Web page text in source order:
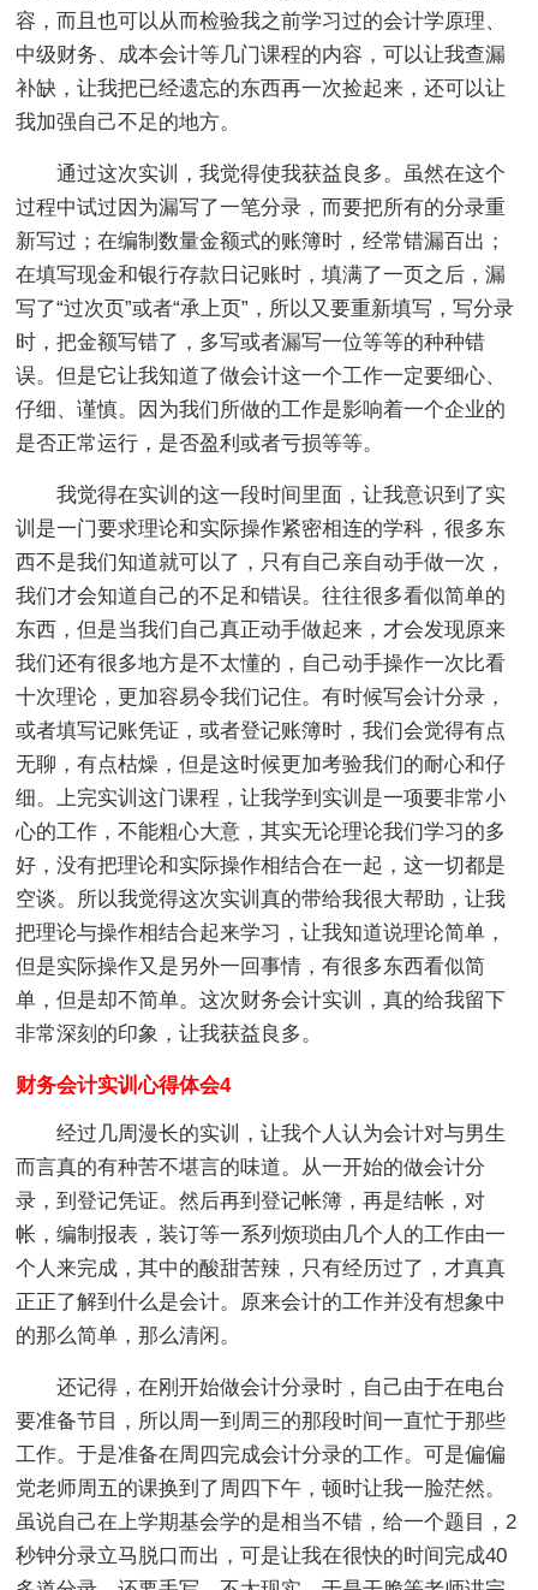
容，而且也可以从而检验我之前学习过的会计学原理、
中级财务、成本会计等几门课程的内容，可以让我查漏
补缺，让我把已经遗忘的东西再一次捡起来，还可以让
我加强自己不足的地方。
通过这次实训，我觉得使我获益良多。虽然在这个
过程中试过因为漏写了一笔分录，而要把所有的分录重
新写过；在编制数量金额式的账簿时，经常错漏百出；
在填写现金和银行存款日记账时，填满了一页之后，漏
写了“过次页”或者“承上页”，所以又要重新填写，写分录
时，把金额写错了，多写或者漏写一位等等的种种错
误。但是它让我知道了做会计这一个工作一定要细心、
仔细、谨慎。因为我们所做的工作是影响着一个企业的
是否正常运行，是否盈利或者亏损等等。
我觉得在实训的这一段时间里面，让我意识到了实
训是一门要求理论和实际操作紧密相连的学科，很多东
西不是我们知道就可以了，只有自己亲自动手做一次，
我们才会知道自己的不足和错误。往往很多看似简单的
东西，但是当我们自己真正动手做起来，才会发现原来
我们还有很多地方是不太懂的，自己动手操作一次比看
十次理论，更加容易令我们记住。有时候写会计分录，
或者填写记账凭证，或者登记账簿时，我们会觉得有点
无聊，有点枯燥，但是这时候更加考验我们的耐心和仔
细。上完实训这门课程，让我学到实训是一项要非常小
心的工作，不能粗心大意，其实无论理论我们学习的多
好，没有把理论和实际操作相结合在一起，这一切都是
空谈。所以我觉得这次实训真的带给我很大帮助，让我
把理论与操作相结合起来学习，让我知道说理论简单，
但是实际操作又是另外一回事情，有很多东西看似简
单，但是却不简单。这次财务会计实训，真的给我留下
非常深刻的印象，让我获益良多。
财务会计实训心得体会4
经过几周漫长的实训，让我个人认为会计对与男生
而言真的有种苦不堪言的味道。从一开始的做会计分
录，到登记凭证。然后再到登记帐簿，再是结帐，对
帐，编制报表，装订等一系列烦琐由几个人的工作由一
个人来完成，其中的酸甜苦辣，只有经历过了，才真真
正正了解到什么是会计。原来会计的工作并没有想象中
的那么简单，那么清闲。
还记得，在刚开始做会计分录时，自己由于在电台
要准备节目，所以周一到周三的那段时间一直忙于那些
工作。于是准备在周四完成会计分录的工作。可是偏偏
党老师周五的课换到了周四下午，顿时让我一脸茫然。
虽说自己在上学期基会学的是相当不错，给一个题目，2
秒钟分录立马脱口而出，可是让我在很快的时间完成40